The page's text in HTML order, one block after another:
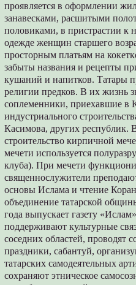
проявляется в оформлении
занавесками, расшитыми
половиками, в пристрастии к
одежде женщин старшего
просторным платьям на
забыты названия и рецепты
кушаний и напитков. Татары
религии предков. В их жизнь
соплеменники, приехавшие в
индустриального
Касимова, других республик.
строительство кирпичной
мечети используется
клуба). При мечети
священнослужители
основы Ислама и чтение
объединение татарской
года выпускает газету
поддерживают культурные
соседних областей, проводят
праздники, сабантуй,
татарских самодеятельных
сохраняют этническое